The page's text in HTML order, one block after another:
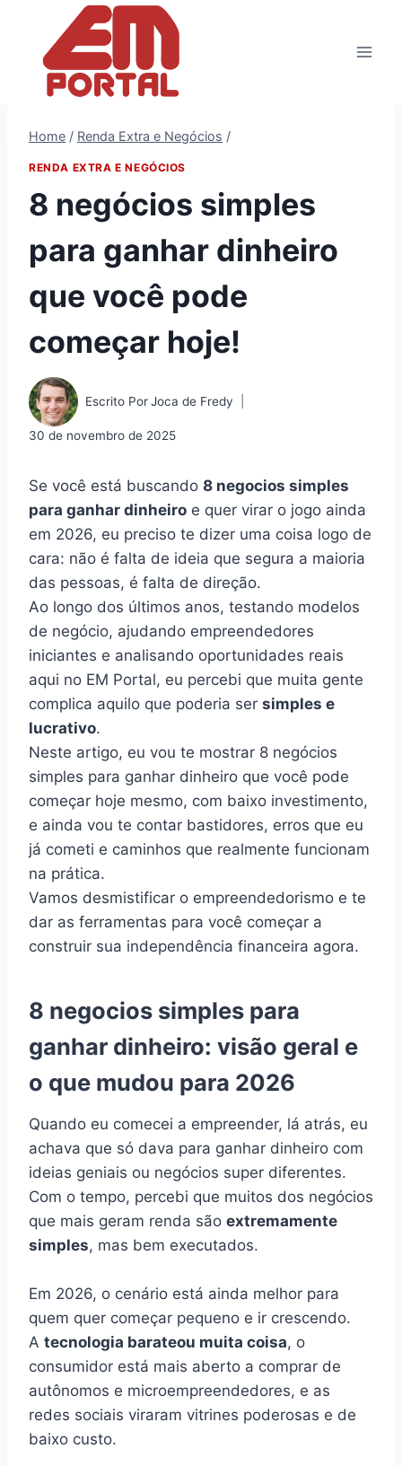
Conteúdo
Home / Renda Extra e Negócios /
RENDA EXTRA E NEGÓCIOS
8 negócios simples
para ganhar dinheiro
que você pode
começar hoje!
Escrito PorJoca de Fredy
30 de novembro de 2025
Se você está buscando 8 negocios simples
para ganhar dinheiro e quer virar o jogo ainda
em 2026, eu preciso te dizer uma coisa logo de
cara: não é falta de ideia que segura a maioria
das pessoas, é falta de direção.
Ao longo dos últimos anos, testando modelos
de negócio, ajudando empreendedores
iniciantes e analisando oportunidades reais
aqui no EM Portal, eu percebi que muita gente
complica aquilo que poderia ser simples e
lucrativo.
Neste artigo, eu vou te mostrar 8 negócios
simples para ganhar dinheiro que você pode
começar hoje mesmo, com baixo investimento,
e ainda vou te contar bastidores, erros que eu
já cometi e caminhos que realmente funcionam
na prática.
Vamos desmistificar o empreendedorismo e te
dar as ferramentas para você começar a
construir sua independência financeira agora.
8 negocios simples para
ganhar dinheiro: visão geral e
o que mudou para 2026
Quando eu comecei a empreender, lá atrás, eu
achava que só dava para ganhar dinheiro com
ideias geniais ou negócios super diferentes.
Com o tempo, percebi que muitos dos negócios
que mais geram renda são extremamente
simples, mas bem executados.
Em 2026, o cenário está ainda melhor para
quem quer começar pequeno e ir crescendo.
A tecnologia barateou muita coisa, o
consumidor está mais aberto a comprar de
autônomos e microempreendedores, e as
redes sociais viraram vitrines poderosas e de
baixo custo.